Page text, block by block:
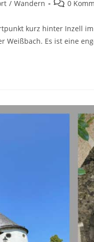
/ Wandern
Beitrags-
0
kurz hinter Inzell
Weißbach. Es ist eine